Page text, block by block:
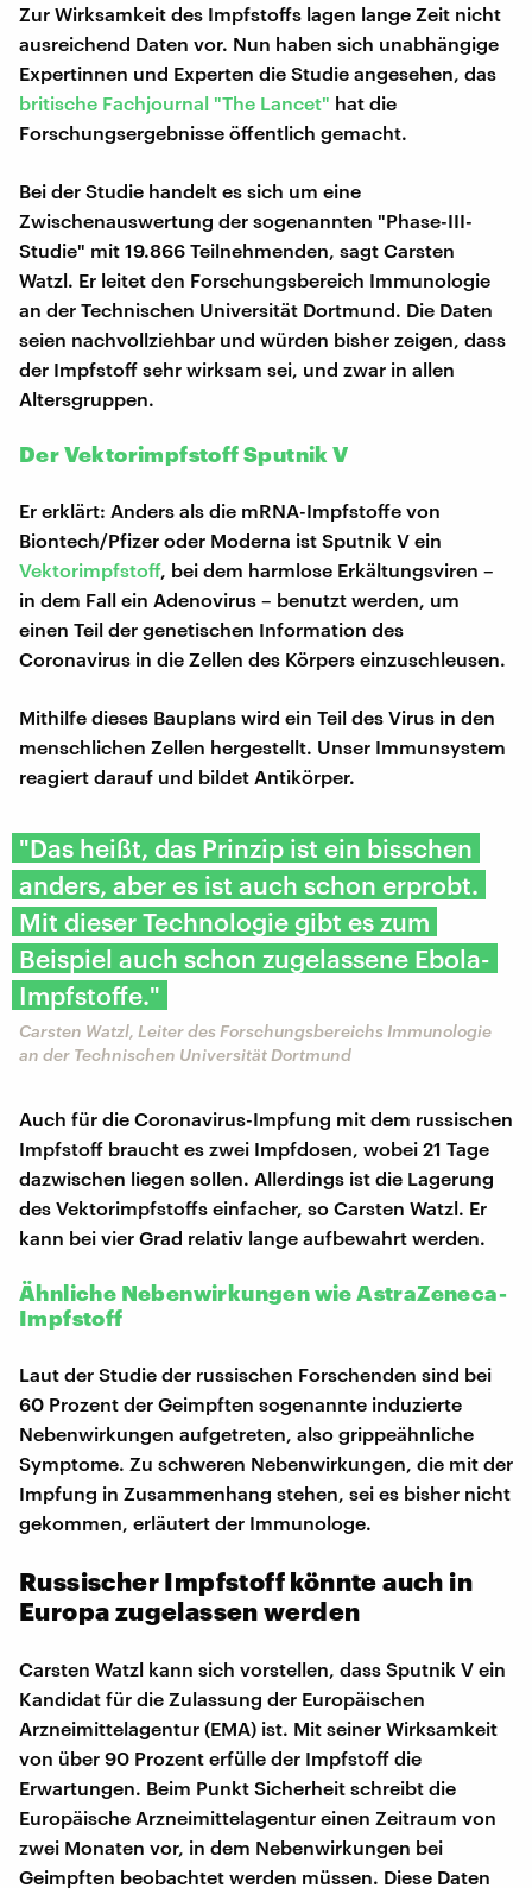
Zur Wirksamkeit des Impfstoffs lagen lange Zeit nicht
ausreichend Daten vor. Nun haben sich unabhängige
Expertinnen und Experten die Studie angesehen, das
britische Fachjournal "The Lancet" hat die
Forschungsergebnisse öffentlich gemacht.
Bei der Studie handelt es sich um eine
Zwischenauswertung der sogenannten "Phase-III-
Studie" mit 19.866 Teilnehmenden, sagt Carsten
Watzl. Er leitet den Forschungsbereich Immunologie
an der Technischen Universität Dortmund. Die Daten
seien nachvollziehbar und würden bisher zeigen, dass
der Impfstoff sehr wirksam sei, und zwar in allen
Altersgruppen.
Der Vektorimpfstoff Sputnik V
Er erklärt: Anders als die mRNA-Impfstoffe von
Biontech/Pfizer oder Moderna ist Sputnik V ein
Vektorimpfstoff, bei dem harmlose Erkältungsviren –
in dem Fall ein Adenovirus – benutzt werden, um
einen Teil der genetischen Information des
Coronavirus in die Zellen des Körpers einzuschleusen.
Mithilfe dieses Bauplans wird ein Teil des Virus in den
menschlichen Zellen hergestellt. Unser Immunsystem
reagiert darauf und bildet Antikörper.
"Das heißt, das Prinzip ist ein bisschen
anders, aber es ist auch schon erprobt.
Mit dieser Technologie gibt es zum
Beispiel auch schon zugelassene Ebola-
Impfstoffe."
Carsten Watzl, Leiter des Forschungsbereichs Immunologie
an der Technischen Universität Dortmund
Auch für die Coronavirus-Impfung mit dem russischen
Impfstoff braucht es zwei Impfdosen, wobei 21 Tage
dazwischen liegen sollen. Allerdings ist die Lagerung
des Vektorimpfstoffs einfacher, so Carsten Watzl. Er
kann bei vier Grad relativ lange aufbewahrt werden.
Ähnliche Nebenwirkungen wie AstraZeneca-
Impfstoff
Laut der Studie der russischen Forschenden sind bei
60 Prozent der Geimpften sogenannte induzierte
Nebenwirkungen aufgetreten, also grippeähnliche
Symptome. Zu schweren Nebenwirkungen, die mit der
Impfung in Zusammenhang stehen, sei es bisher nicht
gekommen, erläutert der Immunologe.
Russischer Impfstoff könnte auch in
Europa zugelassen werden
Carsten Watzl kann sich vorstellen, dass Sputnik V ein
Kandidat für die Zulassung der Europäischen
Arzneimittelagentur (EMA) ist. Mit seiner Wirksamkeit
von über 90 Prozent erfülle der Impfstoff die
Erwartungen. Beim Punkt Sicherheit schreibt die
Europäische Arzneimittelagentur einen Zeitraum von
zwei Monaten vor, in dem Nebenwirkungen bei
Geimpften beobachtet werden müssen. Diese Daten